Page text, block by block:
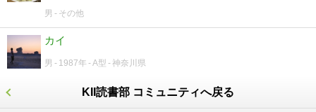
男 その他
カイ
男 1987年 A型 神奈川県
KII読書部 コミュニティへ戻る